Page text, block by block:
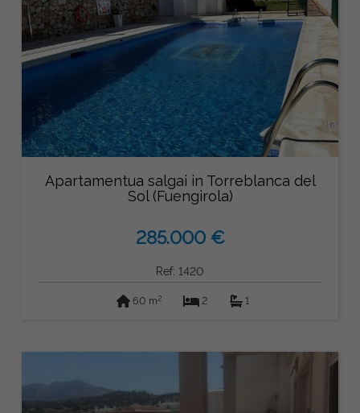
Apartamentua salgai in Torreblanca del
Sol (Fuengirola)
285.000 €
Ref: 1420
60 m2 2 1